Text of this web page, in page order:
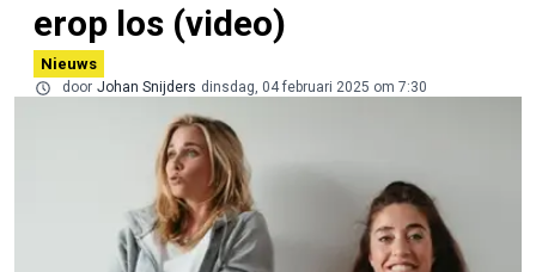
erop los (video)
Nieuws
door Johan Snijders dinsdag, 04 februari 2025 om 7:30